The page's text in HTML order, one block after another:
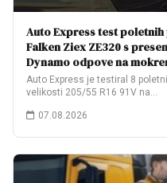
Auto Express test
Falken Ziex ZE320 s
Dynamo odpove na
Auto Express je testiral 8
velikosti 205/55 R16 91V na…
07.08.2026